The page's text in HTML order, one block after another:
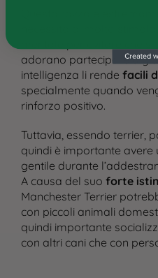
adorano partecipare a
intelligenza li rende facili
specialmente quando
rinforzo positivo​.
Tuttavia, essendo terrier,
quindi è importante
gentile durante
A causa del suo forte
Manchester Terrier
con piccoli animali
quindi importante
con altri cani che con